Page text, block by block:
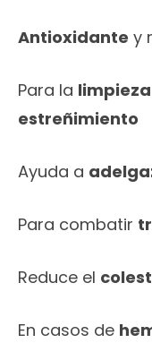
Antioxidante y
Para la
estreñimiento
Ayuda a
Para combatir
Reduce el
En casos de